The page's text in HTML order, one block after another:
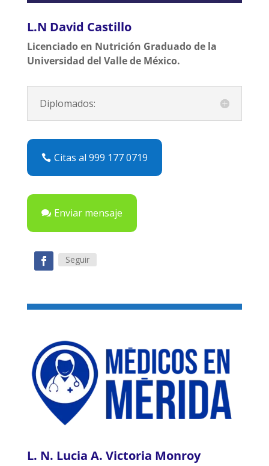
L.N David Castillo
Licenciado en Nutrición Graduado de la
Universidad del Valle de México.
Diplomados:
Citas al 999 177 0719
Enviar mensaje
Seguir
L. N. Lucia A. Victoria Monroy